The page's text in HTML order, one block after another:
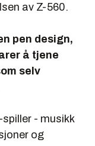
av Z-560.
pen design,
å tjene
selv
- musikk
og